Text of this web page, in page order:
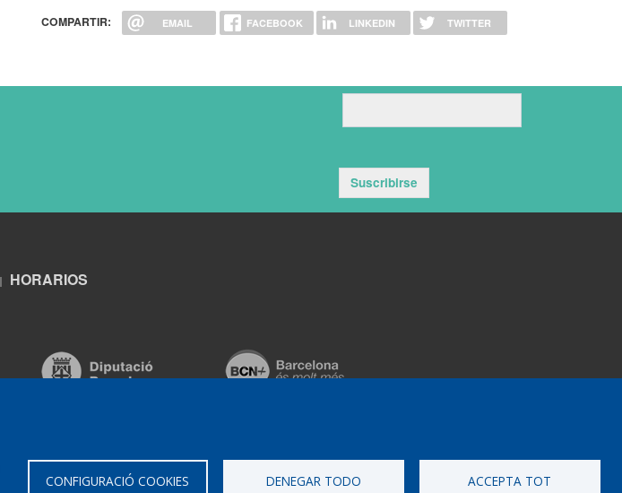
COMPARTIR: EMAIL FACEBOOK LINKEDIN TWITTER
CONFIGURACIÓ COOKIES DENEGAR TODO ACCEPTA TOT
Suscribirse
HORARIOS